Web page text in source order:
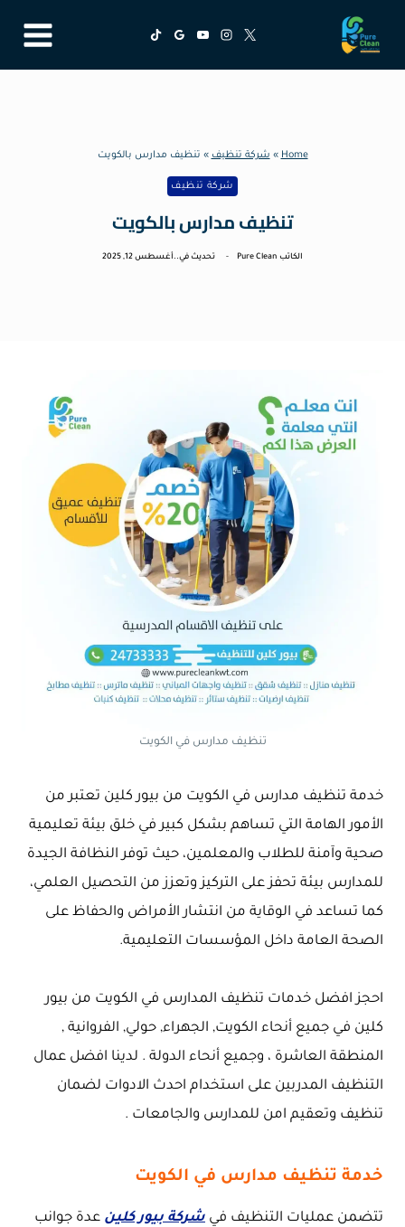
المحتوى
Home
» شركة تنظيف » تنظيف مدارس بالكويت
شركة تنظيف
تنظيف مدارس بالكويت
الكاتب Pure Clean تحديث في.. أغسطس 12, 2025
تنظيف مدارس في الكويت
خدمة تنظيف مدارس في الكويت من بيور كلين تعتبر من
الأمور الهامة التي تساهم بشكل كبير في خلق بيئة تعليمية
صحية وآمنة للطلاب والمعلمين، حيث توفر النظافة الجيدة
للمدارس بيئة تحفز على التركيز وتعزز من التحصيل العلمي،
كما تساعد في الوقاية من انتشار الأمراض والحفاظ على
الصحة العامة داخل المؤسسات التعليمية.
احجز افضل خدمات تنظيف المدارس في الكويت من بيور
كلين في جميع أنحاء الكويت, الجهراء, حولي, الفروانية ,
المنطقة العاشرة ، وجميع أنحاء الدولة . لدينا افضل عمال
التنظيف المدربين على استخدام احدث الادوات لضمان
تنظيف وتعقيم امن للمدارس والجامعات .
خدمة تنظيف مدارس في الكويت
تتضمن عمليات التنظيف في شركة بيور كلين عدة جوانب